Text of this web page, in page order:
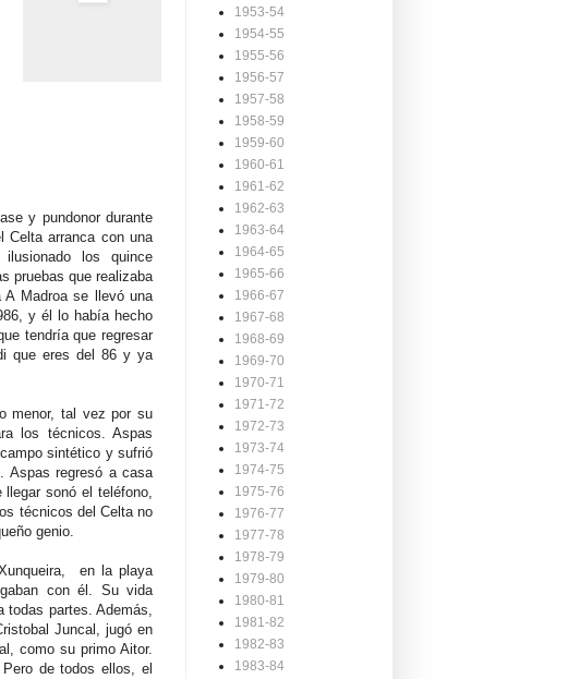
y pundonor durante
Celta arranca con una
los quince
pruebas que realizaba
Madroa se llevó una
y él lo había hecho
tendría que regresar
que eres del 86 y ya
menor, tal vez por su
los técnicos. Aspas
sintético y sufrió
Aspas regresó a casa
sonó el teléfono,
técnicos del Celta no
genio.
en la playa
con él. Su vida
todas partes. Además,
Juncal, jugó en
como su primo Aitor.
de todos ellos, el
1953-54
1954-55
1955-56
1956-57
1957-58
1958-59
1959-60
1960-61
1961-62
1962-63
1963-64
1964-65
1965-66
1966-67
1967-68
1968-69
1969-70
1970-71
1971-72
1972-73
1973-74
1974-75
1975-76
1976-77
1977-78
1978-79
1979-80
1980-81
1981-82
1982-83
1983-84